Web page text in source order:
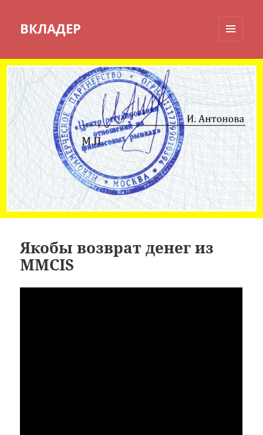
ВКЛАДЕР
ВИДЖЕТЫ
Якобы возврат денег из
MMCIS